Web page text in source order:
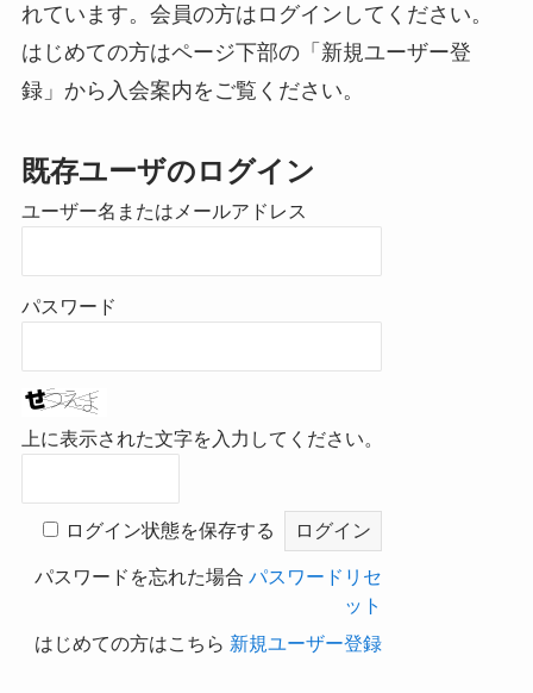
れています。会員の方はログインしてください。
はじめての方はページ下部の「新規ユーザー登
録」から入会案内をご覧ください。
既存ユーザのログイン
ユーザー名またはメールアドレス
パスワード
上に表示された文字を入力してください。
ログイン状態を保存する
パスワードを忘れた場合 パスワードリセ
ット
はじめての方はこちら 新規ユーザー登録